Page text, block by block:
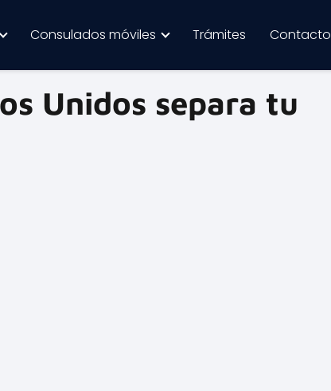
Consulados móviles Trámites Contacto
Unidos separa tu